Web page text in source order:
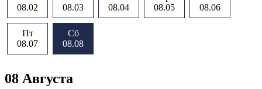
08.02
08.03
08.04
08.05
08.06
Пт
08.07
Сб
08.08
08 Августа